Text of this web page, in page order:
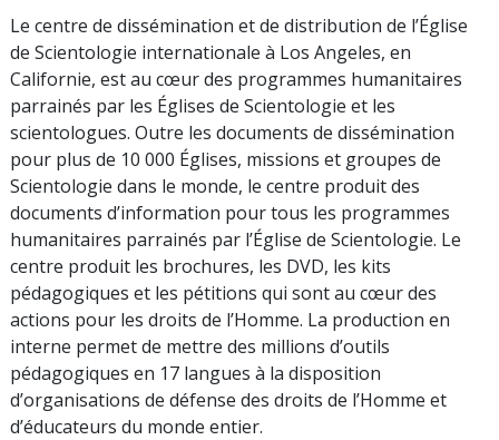
Le centre de dissémination et de distribution de l’Église
de Scientologie internationale à Los Angeles, en
Californie, est au cœur des programmes humanitaires
parrainés par les Églises de Scientologie et les
scientologues. Outre les documents de dissémination
pour plus de 10 000 Églises, missions et groupes de
Scientologie dans le monde, le centre produit des
documents d’information pour tous les programmes
humanitaires parrainés par l’Église de Scientologie. Le
centre produit les brochures, les DVD, les kits
pédagogiques et les pétitions qui sont au cœur des
actions pour les droits de l’Homme. La production en
interne permet de mettre des millions d’outils
pédagogiques en 17 langues à la disposition
d’organisations de défense des droits de l’Homme et
d’éducateurs du monde entier.